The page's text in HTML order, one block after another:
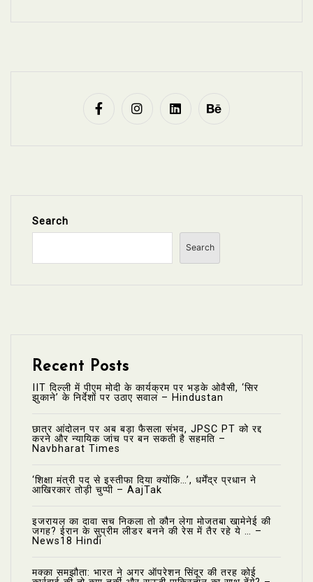
Search
Search
Recent Posts
IIT दिल्ली में पीएम मोदी के कार्यक्रम पर भड़के ओवैसी, ‘सिर
झुकाने’ के निर्देशों पर उठाए सवाल – Hindustan
छात्र आंदोलन पर अब बड़ा फैसला संभव, JPSC PT को रद्द
करने और न्यायिक जांच पर बन सकती है सहमति –
Navbharat Times
‘शिक्षा मंत्री पद से इस्तीफा दिया क्योंकि…’, धर्मेंद्र प्रधान ने
आखिरकार तोड़ी चुप्पी – AajTak
इजरायल का दावा सच निकला तो कौन लेगा मोजतबा खामेनेई की
जगह? ईरान के सुप्रीम लीडर बनने की रेस में तैर रहे ये … –
News18 Hindi
मक्का समझौता: भारत ने अगर ऑपरेशन सिंदूर की तरह कोई